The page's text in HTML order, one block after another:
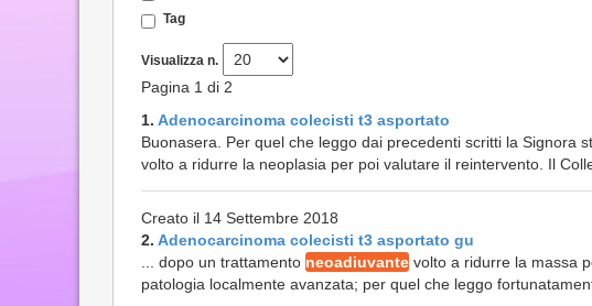
Tag
Visualizza n.
Pagina 1 di 2
1. Adenocarcinoma colecisti t3 asportato
Buonasera. Per quel che leggo dai precedenti scritti la Signora
volto a ridurre la neoplasia per poi valutare il reintervento. Il
Creato il 14 Settembre 2018
2. Adenocarcinoma colecisti t3 asportato gu
... dopo un trattamento neoadiuvante volto a ridurre la massa
patologia localmente avanzata; per quel che leggo